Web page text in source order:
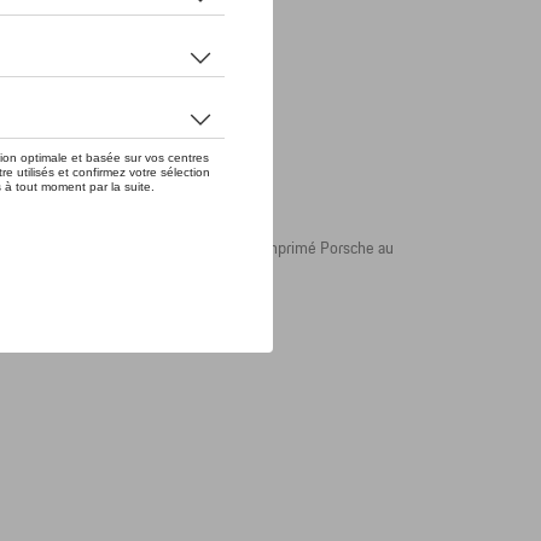
L’imprimé RS 2.7 sur la poitrine et l’imprimé Porsche au